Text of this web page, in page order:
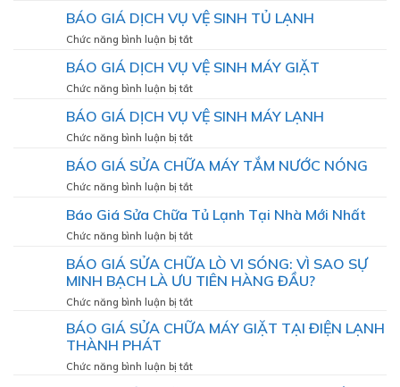
động
bền
bỉ,
lạnh
MÁY
GIÁ
THI
ỐNG
MÁY
LẠNH
BÁO GIÁ DỊCH VỤ VỆ SINH TỦ LẠNH
Chức năng bình luận bị tắtở
GIÁ
DỊCH
VỆ
TỦ
LẠNH
BÁO GIÁ DỊCH VỤ VỆ SINH MÁY GIẶT
Chức năng bình luận bị tắtở
GIÁ
DỊCH
VỆ
MÁY
GIẶT
BÁO GIÁ DỊCH VỤ VỆ SINH MÁY LẠNH
Chức năng bình luận bị tắtở
GIÁ
DỊCH
VỆ
MÁY
LẠNH
BÁO GIÁ SỬA CHỮA MÁY TẮM NƯỚC NÓNG
Chức năng bình luận bị tắtở
GIÁ
SỬA
MÁY
TẮM
NÓNG
Báo Giá Sửa Chữa Tủ Lạnh Tại Nhà Mới Nhất
Chức năng bình luận bị tắtở
Giá
Sửa
Lạnh
Mới
BÁO GIÁ SỬA CHỮA LÒ VI SÓNG: VÌ SAO SỰ
MINH BẠCH LÀ ƯU TIÊN HÀNG ĐẦU?
Chức năng bình luận bị tắtở
GIÁ
CHỮA
BÁO GIÁ SỬA CHỮA MÁY GIẶT TẠI ĐIỆN LẠNH
THÀNH PHÁT
Chức năng bình luận bị tắtở